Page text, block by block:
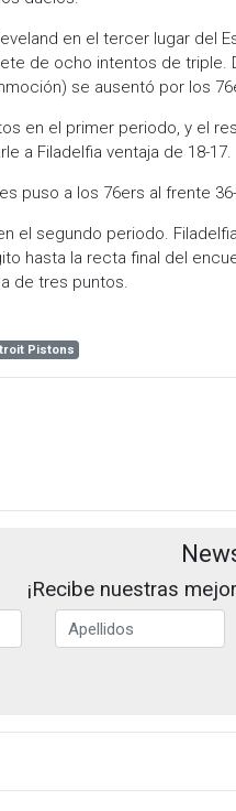
en el tercer lugar del
de ocho intentos de triple.
se ausentó por los
en el primer periodo, y el
a Filadelfia ventaja de 18-17.
puso a los 76ers al frente
el segundo periodo.
hasta la recta final del
de tres puntos.
Pistons
¡Recibe nuestras